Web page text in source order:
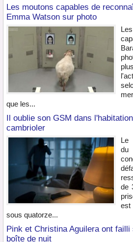
Les moutons capables de
Emma Watson sur photo
que les...
Il oublie son GSM dans
cambrioler
Le
du
de
est
sous quatorze...
Pink et Christina Aguilera ont
boîte de nuit